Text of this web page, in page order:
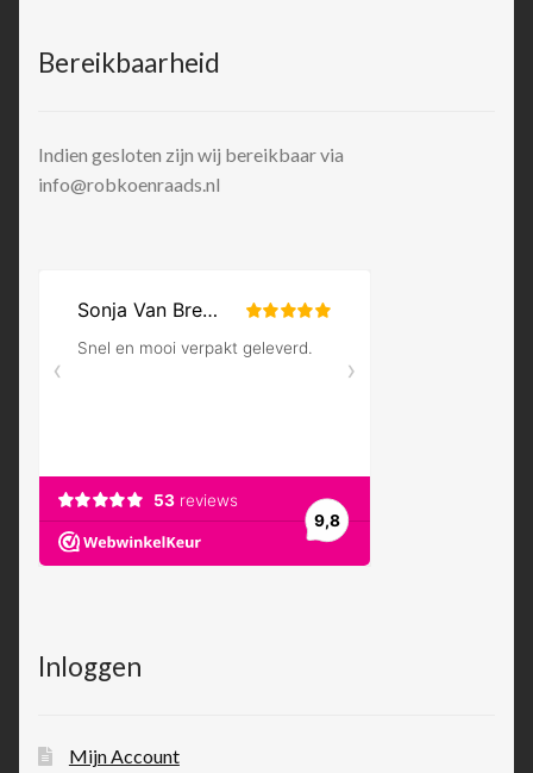
Bereikbaarheid
Indien gesloten zijn wij bereikbaar via
info@robkoenraads.nl
Inloggen
Mijn Account